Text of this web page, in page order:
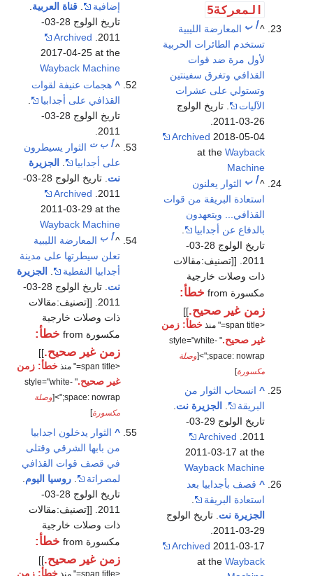
المعركة5
^أ ب المعارضة الليبية
تستخدم الطائرات الحربية
لأول مرة ضد قوات
القذافي وتغرق سفينتين
وتستولي على عشرات
الآليات
. تاريخ الولوج
26-03-2011.
Archived 2018-05-04
at theWayback
Machine
^أ ب الثوار يعلنون
استعادة البريقة من قوات
القذافي... ويتعهدون
بالدفاع عن أجدابيا
تاريخ الولوج 28-03-
2011. [[تصنيف:مقالات
ذات وصلات خارجية
مكسورة from
خطأ:
زمن غير صحيح.]]
<span title=" منذ
خطأ: زمن
غير صحيح.
" style="white-
space: nowrap;">[
وصلة
مكسورة]
^ انسحاب الثوار من
البريقة
. الجزيرة نت.
تاريخ الولوج 29-03-
2011.
Archived
2011-03-17 at the
Wayback Machine
^ قصف بأجدابيا بعد
استعادة البريقة
الجزيرة نت . تاريخ الولوج
29-03-2011.
Archived 2011-03-17
at theWayback
إضافية
قناة العربية
تاريخ الولوج 28-03-
2011.
Archived
2017-04-25 at the
Wayback Machine
^ هجمات عنيفة لقوات
القذافي على أجدابيا
تاريخ الولوج 28-03-
2011.
^أ ب ت الثوار يسيطرون
على أجدابيا
الجزيرة
نت
. تاريخ الولوج 28-03-
2011.
Archived
2011-03-29 at the
Wayback Machine
^أ ب المعارضة الليبية
تعلن سيطرتها على مدينة
أجدابيا النفطية
. الجزيرة
نت
. تاريخ الولوج 28-03-
2011. [[تصنيف:مقالات
ذات وصلات خارجية
مكسورة from
خطأ:
زمن غير صحيح.]]
<span title=" منذ
خطأ: زمن
غير صحيح.
" style="white-
space: nowrap;">[
وصلة
مكسورة]
^ الثوار يدخلون اجدابيا
من بابها الشرقي وقتلى
في قصف قوات القذافي
لمصراتة
روسيا اليوم
تاريخ الولوج 28-03-
2011. [[تصنيف:مقالات
ذات وصلات خارجية
مكسورة from
خطأ:
زمن غير صحيح.]]
<span title=" منذ
خطأ: زمن